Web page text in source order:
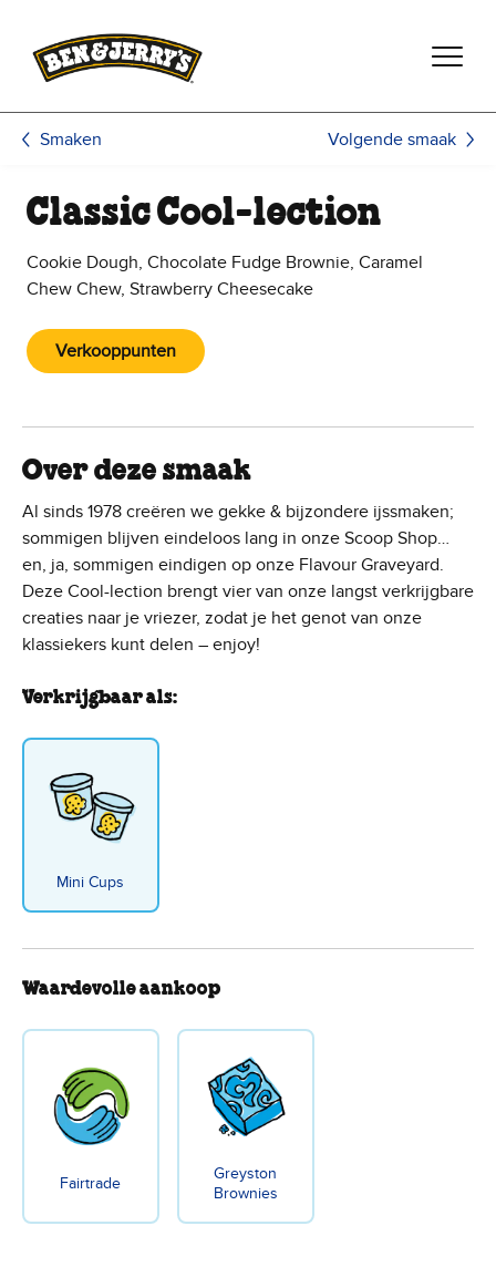
Smaken Volgende smaak
Classic Cool-lection
Cookie Dough, Chocolate Fudge Brownie, Caramel
Chew Chew, Strawberry Cheesecake
Verkooppunten
Over deze smaak
Al sinds 1978 creëren we gekke & bijzondere ijssmaken;
sommigen blijven eindeloos lang in onze Scoop Shop…
en, ja, sommigen eindigen op onze Flavour Graveyard.
Deze Cool-lection brengt vier van onze langst verkrijgbare
creaties naar je vriezer, zodat je het genot van onze
klassiekers kunt delen – enjoy!
Verkrijgbaar als:
Mini Cups
Waardevolle aankoop
Fairtrade
Greyston
Brownies